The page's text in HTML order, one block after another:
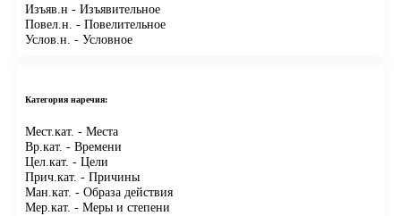
Изъяв.н - Изъявительное
Повел.н. - Повелительное
Услов.н. - Условное
Категория наречия:
Мест.кат. - Места
Вр.кат. - Времени
Цел.кат. - Цели
Прич.кат. - Причины
Ман.кат. - Образа действия
Мер.кат. - Меры и степени